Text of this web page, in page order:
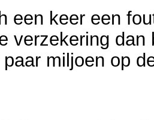
een keer een
verzekering
paar miljoen op